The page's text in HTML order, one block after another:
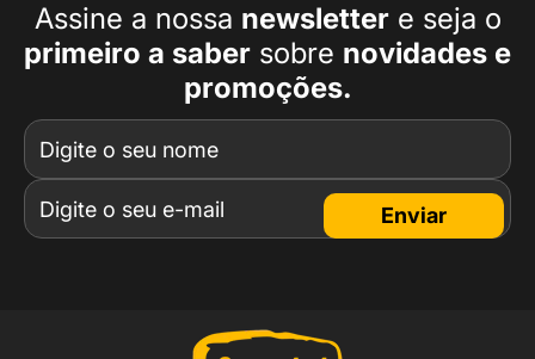
Assine a nossa newslettere seja o
primeiro a saber sobre novidades e
promoções.
Enviar